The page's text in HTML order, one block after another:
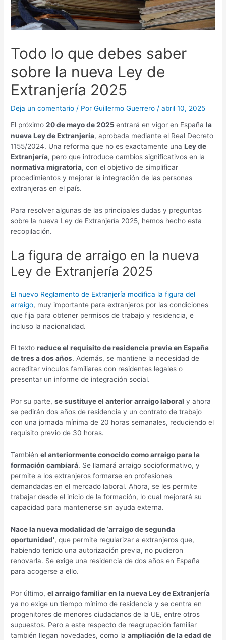
Todo lo que debes saber
sobre la nueva Ley de
Extranjería 2025
Deja un comentario / PorGuillermo Guerrero /abril 10, 2025
El próximo20 de mayo de 2025entrará en vigor en Españala
nueva Ley de Extranjería, aprobada mediante el Real Decreto
1155/2024. Una reforma que no es exactamente unaLey de
Extranjería, pero que introduce cambios significativos en la
normativa migratoria, con el objetivo de simplificar
procedimientos y mejorar la integración de las personas
extranjeras en el país.
Para resolver algunas de las principales dudas y preguntas
sobre la nueva Ley de Extranjería 2025, hemos hecho esta
recopilación.
La figura de arraigo en la nueva
Ley de Extranjería 2025
El nuevo Reglamento de Extranjería modifica la figura del
arraigo, muy importante para extranjeros por las condiciones
que fija para obtener permisos de trabajo y residencia, e
incluso la nacionalidad.
El textoreduce el requisito de residencia previa en España
de tres a dos años. Además, se mantiene la necesidad de
acreditar vínculos familiares con residentes legales o
presentar un informe de integración social.
Por su parte,se sustituye el anterior arraigo laboral y ahora
se pedirán dos años de residencia y un contrato de trabajo
con una jornada mínima de 20 horas semanales, reduciendo el
requisito previo de 30 horas.
Tambiénel anteriormente conocido como arraigo para la
formación cambiará. Se llamará arraigo socioformativo, y
permite a los extranjeros formarse en profesiones
demandadas en el mercado laboral. Ahora, se les permite
trabajar desde el inicio de la formación, lo cual mejorará su
capacidad para mantenerse sin ayuda externa.
Nace la nueva modalidad de ‘arraigo de segunda
oportunidad’, que permite regularizar a extranjeros que,
habiendo tenido una autorización previa, no pudieron
renovarla. Se exige una residencia de dos años en España
para acogerse a ello.
Por último,el arraigo familiar en la nueva Ley de Extranjería
ya no exige un tiempo mínimo de residencia y se centra en
progenitores de menores ciudadanos de la UE, entre otros
supuestos. Pero a este respecto de reagrupación familiar
también llegan novedades, como laampliación de la edad de